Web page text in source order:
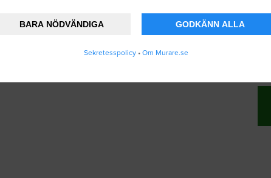
BARA NÖDVÄNDIGA GODKÄNN ALLA
Sekretesspolicy • Om Murare.se
att Murare.se lagrar och använder
.